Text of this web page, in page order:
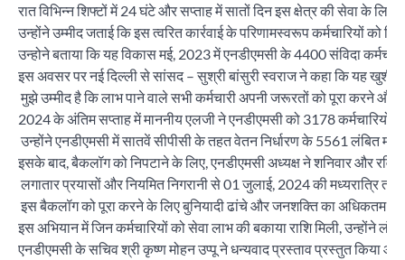
रात विभिन्न शिफ्टों में 24 घंटे और सप्ताह में सातों दिन इस क्षेत्र की सेवा के
उन्होंने उम्मीद जताई कि इस त्वरित कार्रवाई के परिणामस्वरूप कर्मचारियों
उन्होने बताया कि यह विकास मई, 2023 में एनडीएमसी के 4400 संविदा
इस अवसर पर नई दिल्ली से सांसद – सुश्री बांसुरी स्वराज ने कहा कि यह खुशी
मुझे उम्मीद है कि लाभ पाने वाले सभी कर्मचारी अपनी जरूरतों को पूरा करने
2024 के अंतिम सप्ताह में माननीय एलजी ने एनडीएमसी को 3178 कर्मचारियों
उन्होंने एनडीएमसी में सातवें सीपीसी के तहत वेतन निर्धारण के 5561 लंबित
इसके बाद, बैकलॉग को निपटाने के लिए, एनडीएमसी अध्यक्ष ने शनिवार और
लगातार प्रयासों और नियमित निगरानी से 01 जुलाई, 2024 की मध्यरात्रि
इस बैकलॉग को पूरा करने के लिए बुनियादी ढांचे और जनशक्ति का अधिकतम
इस अभियान में जिन कर्मचारियों को सेवा लाभ की बकाया राशि मिली,
एनडीएमसी के सचिव श्री कृष्ण मोहन उप्पू ने धन्यवाद प्रस्ताव प्रस्तुत किया